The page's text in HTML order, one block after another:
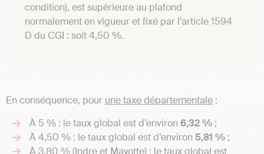
condition), est supérieure au plafond
normalement en vigueur et fixé par l’article 1594
D du CGI : soit 4,50 %.
En conséquence, pour une taxe départementale :
À 5 % : le taux global est d’environ 6,32 % ;
À 4,50 % : le taux global est d’environ 5,81 % ;
À 3,80 % (Indre et Mayotte) : le taux global est